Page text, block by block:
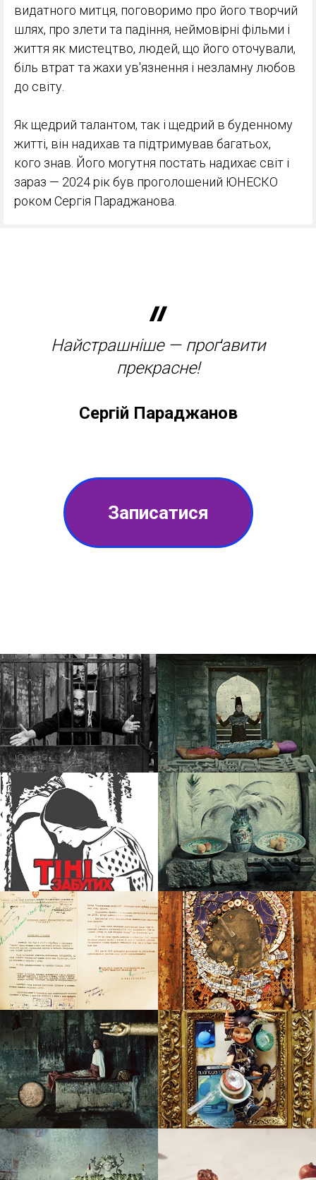
видатного митця, поговоримо про його творчий
шлях, про злети та падіння, неймовірні фільми і
життя як мистецтво, людей, що його оточували,
біль втрат та жахи ув'язнення і незламну любов
до світу.
Як щедрий талантом, так і щедрий в буденному
житті, він надихав та підтримував багатьох,
кого знав. Його могутня постать надихає світ і
зараз — 2024 рік був проголошений ЮНЕСКО
роком Сергія Параджанова.
Найстрашніше — проґавити
прекрасне!
Сергій Параджанов
Записатися